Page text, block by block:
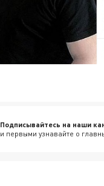
Подписывайтесь на наши
и первыми узнавайте о